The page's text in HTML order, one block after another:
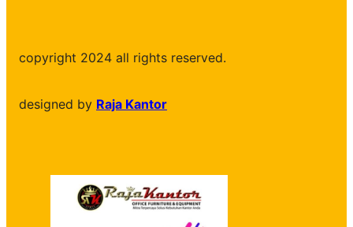
copyright 2024 all rights reserved.
designed by Raja Kantor